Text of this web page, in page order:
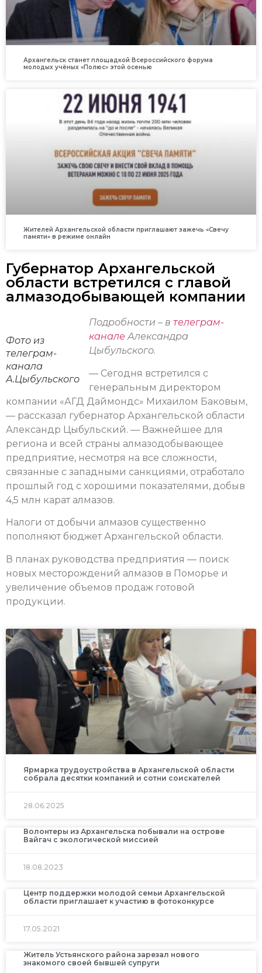
Архангельск станет площадкой Всероссийского форума
молодых учёных «Полюс» этой осенью
Жителей Архангельской области приглашают зажечь «Свечу
памяти» в режиме онлайн
Губернатор Архангельской
области встретился с главой
алмазодобывающей компании
Фото из
телеграм-
канала
А.Цыбульского
Подробности – в телеграм-
каналеАлександра
Цыбульского.
— Сегодня встретился с
генеральным директором
компании «АГД Даймондс» Михаилом Баковым,
— рассказал губернатор Архангельской области
Александр Цыбульский. — Важнейшее для
региона и всей страны алмазодобывающее
предприятие, несмотря на все сложности,
связанные с западными санкциями, отработало
прошлый год с хорошими показателями, добыв
4,5 млн карат алмазов.
Налоги от добычи алмазов существенно
пополняют бюджет Архангельской области.
В планах руководства предприятия — поиск
новых месторождений алмазов в Поморье и
увеличение объемов продаж готовой
продукции.
Ярмарка трудоустройства в Архангельской области
собрала десятки компаний и сотни соискателей
28.06.2025
Волонтеры из Архангельска побывали на острове
Вайгач с экологической миссией
18.08.2023
Центр поддержки молодой семьи Архангельской
области приглашает к участию в фотоконкурсе
17.05.2021
Житель Устьянского района зарезал нового
знакомого своей бывшей супруги